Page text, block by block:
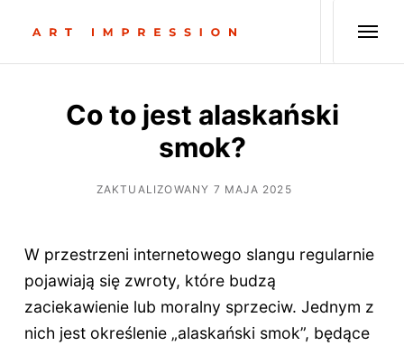
Co to jest alaskański
smok?
ZAKTUALIZOWANY 7 MAJA 2025
W przestrzeni internetowego slangu regularnie
pojawiają się zwroty, które budzą
zaciekawienie lub moralny sprzeciw. Jednym z
nich jest określenie „alaskański smok”, będące